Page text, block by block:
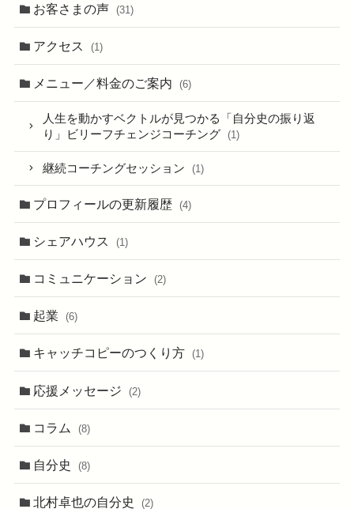
お客さまの声 (31)
アクセス (1)
メニュー／料金のご案内 (6)
人生を動かすベクトルが見つかる「自分史の振り返
り」ビリーフチェンジコーチング
(1)
継続コーチングセッション (1)
プロフィールの更新履歴 (4)
シェアハウス (1)
コミュニケーション (2)
起業 (6)
キャッチコピーのつくり方 (1)
応援メッセージ (2)
コラム (8)
自分史 (8)
北村卓也の自分史 (2)